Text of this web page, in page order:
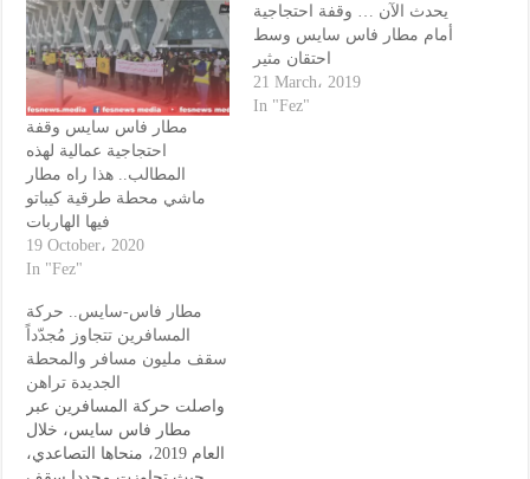
مطار فاس سايس وقفة
احتجاجية عمالية لهذه
المطالب.. هذا راه مطار
ماشي محطة طرقية كيباتو
فيها الهاربات
19 October، 2020
In "Fez"
يحدث الآن … وقفة احتجاجية
أمام مطار فاس سايس وسط
احتقان مثير
21 March، 2019
In "Fez"
مطار فاس-سايس.. حركة
المسافرين تتجاوز مُجدّداً
سقف مليون مسافر والمحطة
الجديدة تراهن
واصلت حركة المسافرين عبر
مطار فاس سايس، خلال
العام 2019، منحاها التصاعدي،